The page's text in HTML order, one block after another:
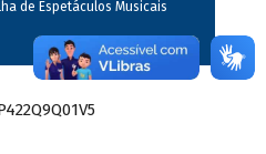
de Espetáculos Musicais